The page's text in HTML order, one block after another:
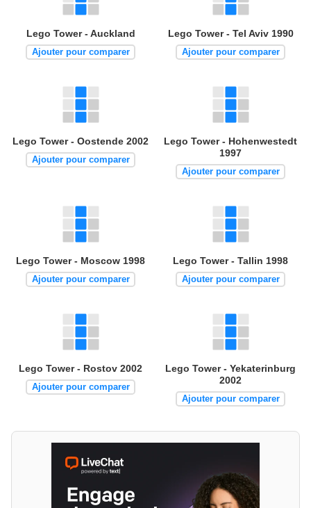
Lego Tower - Auckland
Ajouter pour comparer
Lego Tower - Tel Aviv 1990
Ajouter pour comparer
Lego Tower - Oostende 2002
Ajouter pour comparer
Lego Tower - Hohenwestedt
1997
Ajouter pour comparer
Lego Tower - Moscow 1998
Ajouter pour comparer
Lego Tower - Tallin 1998
Ajouter pour comparer
Lego Tower - Rostov 2002
Ajouter pour comparer
Lego Tower - Yekaterinburg
2002
Ajouter pour comparer